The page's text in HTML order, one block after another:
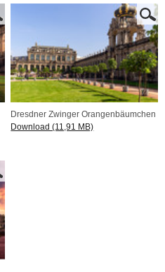
Dresdner Zwinger Orangenbäumchen
Download (11,91 MB)